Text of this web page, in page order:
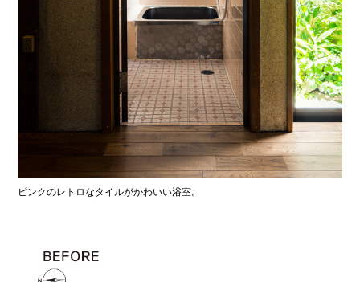
ピンクのレトロなタイルがかわいい浴室。